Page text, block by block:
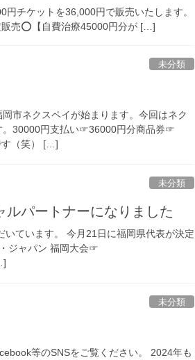
チケットを36,000円で販売いたします。
売⭕️【自費治療45000円分が […]
未分類
市ネクスペイが始まります。今回はネク
。30000円支払い☞36000円分商品券☞
す（笑） […]
未分類
ルパートナーになりました
ています。 今月21日に福岡県代表が決定
ジャパン 福岡大会☞
未分類
等のSNSをご覧ください。 2024年も